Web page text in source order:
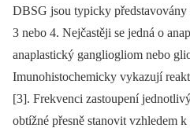
DBSG jsou typicky
3 nebo 4. Nejčastěji se jedná o
anaplastický gangliogliom nebo
Imunohistochemicky vykazují
[3]. Frekvenci zastoupení
obtížné přesně stanovit vzhledem